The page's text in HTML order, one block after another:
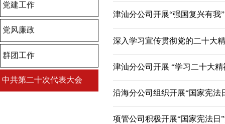
党建工作
党风廉政
群团工作
中共第二十次代表大会
津汕分公司开展“强国复兴有我
津汕分公司开展 “学习二十大
沿海分公司组织开展“国家宪法
项管公司积极开展“国家宪法日